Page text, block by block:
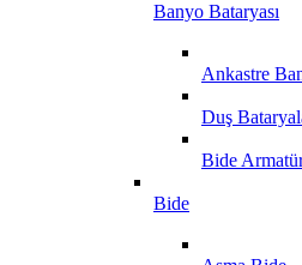
Banyo Bataryası
Ankastre
Duş
Bide
Bide